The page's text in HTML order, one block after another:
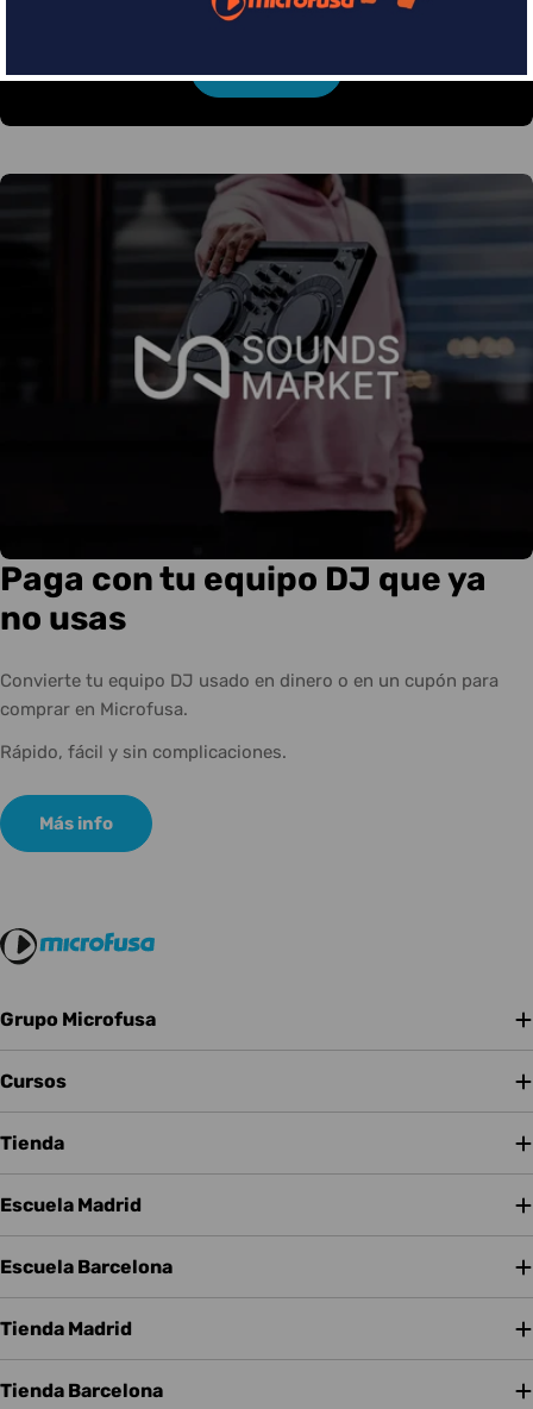
pequeña cuota al mes con Sequra
Paga con tu equipo DJ que ya
no usas
Convierte tu equipo DJ usado en dinero o en un cupón para
comprar en Microfusa.
Rápido, fácil y sin complicaciones.
Más info
Grupo Microfusa
Cursos
Tienda
Escuela Madrid
Escuela Barcelona
Tienda Madrid
Tienda Barcelona